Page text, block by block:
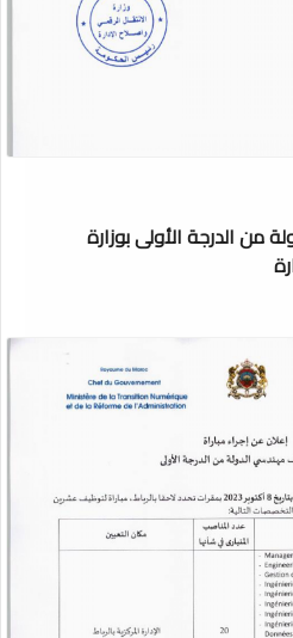
مهندس دولة من الدرجة الأولى بوزارة